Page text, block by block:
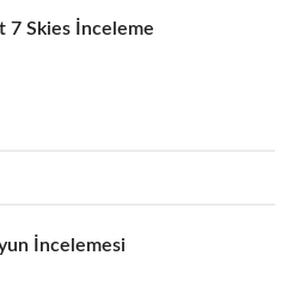
7 Skies İnceleme
İncelemesi